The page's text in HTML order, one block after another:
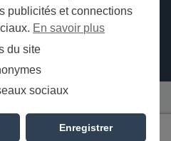
publicités et connections
En savoir plus
site
du site
sociauxsociaux
Enregistrer